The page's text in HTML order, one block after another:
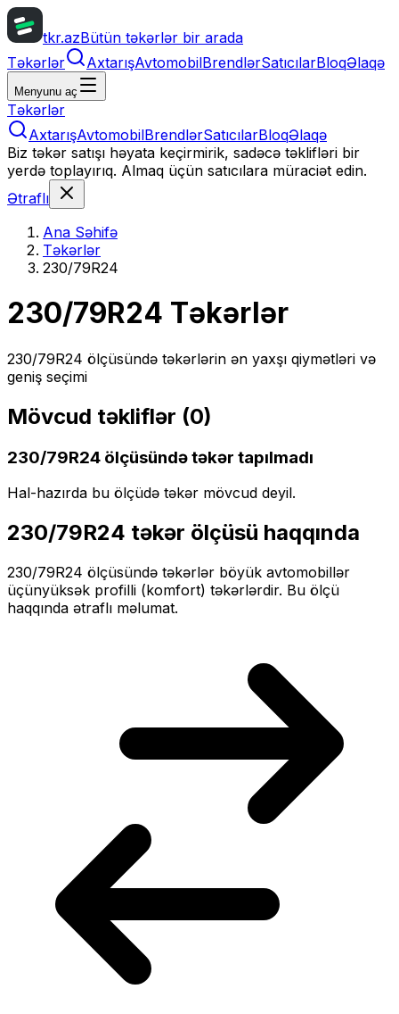
tkr.azBütün təkərlər bir arada
Təkərlər
AxtarışAvtomobilBrendlərSatıcılarBloqƏlaqə
Menyunu aç
Təkərlər
AxtarışAvtomobilBrendlərSatıcılarBloqƏlaqə
Biz təkər satışı həyata keçirmirik, sadəcə təklifləri bir
yerdə toplayırıq. Almaq üçün satıcılara müraciət edin.
Ətraflı
Ana Səhifə
Təkərlər
230/79R24
230/79R24 Təkərlər
230/79R24 ölçüsündə təkərlərin ən yaxşı qiymətləri və
geniş seçimi
Mövcud təkliflər (0)
230/79R24 ölçüsündə təkər tapılmadı
Hal-hazırda bu ölçüdə təkər mövcud deyil.
230/79R24 təkər ölçüsü haqqında
230/79R24 ölçüsündə təkərlər böyük avtomobillər
üçünyüksək profilli (komfort) təkərlərdir. Bu ölçü
haqqında ətraflı məlumat.